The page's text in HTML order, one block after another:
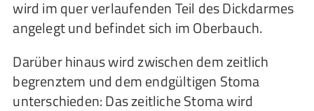
wird im quer verlaufenden Teil des Dickdarmes
angelegt und befindet sich im Oberbauch.
Darüber hinaus wird zwischen dem zeitlich
begrenztem und dem endgültigen Stoma
unterschieden: Das zeitliche Stoma wird